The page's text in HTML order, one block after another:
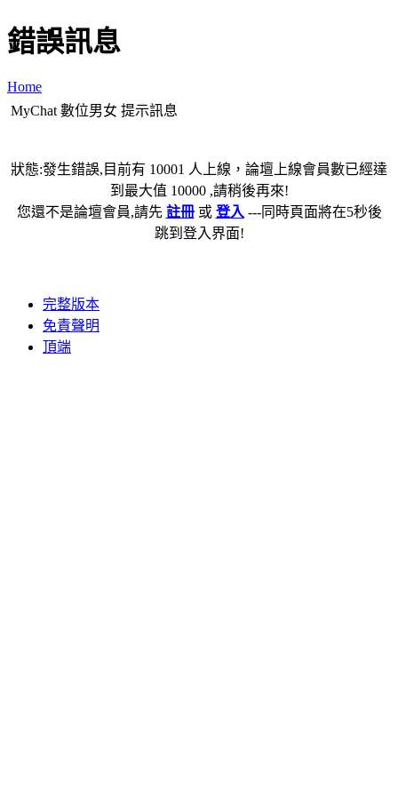
錯誤訊息
Home
MyChat 數位男女 提示訊息
狀態:發生錯誤,目前有 10001 人上線，論壇上線會員數已經達
到最大值 10000 ,請稍後再來!
您還不是論壇會員,請先 註冊或 登入 ---同時頁面將在5秒後
跳到登入界面!
完整版本
免責聲明
頂端